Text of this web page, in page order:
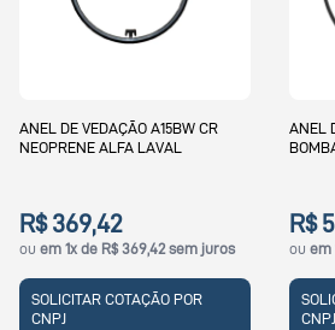
ANEL DE VEDAÇÃO A15BW CR
NEOPRENE ALFA LAVAL
R$ 369,42
ou em 1x de R$ 369,42 sem juros
SOLICITAR COTAÇÃO POR
CNPJ
ANEL
R$
ou em
CNPJ